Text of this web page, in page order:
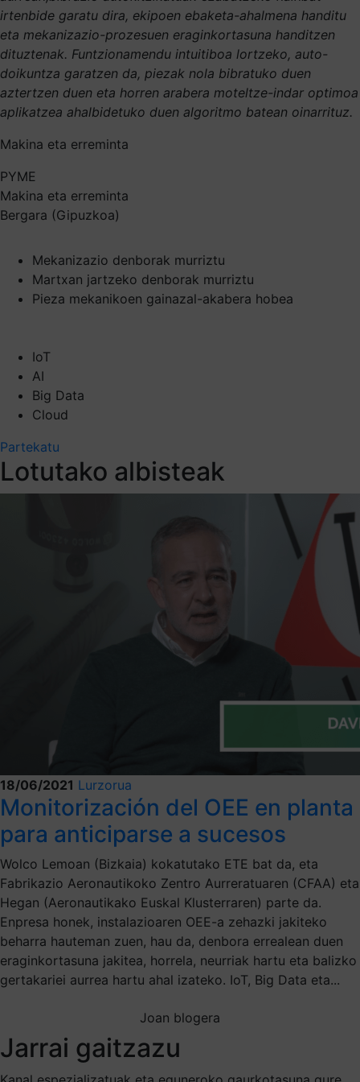
irtenbide garatu dira, ekipoen ebaketa-ahalmena handitu
eta mekanizazio-prozesuen eraginkortasuna handitzen
dituztenak. Funtzionamendu intuitiboa lortzeko, auto-
doikuntza garatzen da, piezak nola bibratuko duen
aztertzen duen eta horren arabera moteltze-indar optimoa
aplikatzea ahalbidetuko duen algoritmo batean oinarrituz.
Makina eta erreminta
PYME
Makina eta erreminta
Bergara (Gipuzkoa)
Mekanizazio denborak murriztu
Martxan jartzeko denborak murriztu
Pieza mekanikoen gainazal-akabera hobea
IoT
AI
Big Data
Cloud
Partekatu
Lotutako albisteak
18/06/2021 Lurzorua
Monitorización del OEE en planta
para anticiparse a sucesos
Wolco Lemoan (Bizkaia) kokatutako ETE bat da, eta
Fabrikazio Aeronautikoko Zentro Aurreratuaren (CFAA) eta
Hegan (Aeronautikako Euskal Klusterraren) parte da.
Enpresa honek, instalazioaren OEE-a zehazki jakiteko
beharra hauteman zuen, hau da, denbora errealean duen
eraginkortasuna jakitea, horrela, neurriak hartu eta balizko
gertakariei aurrea hartu ahal izateko. IoT, Big Data eta...
Joan blogera
Jarrai gaitzazu